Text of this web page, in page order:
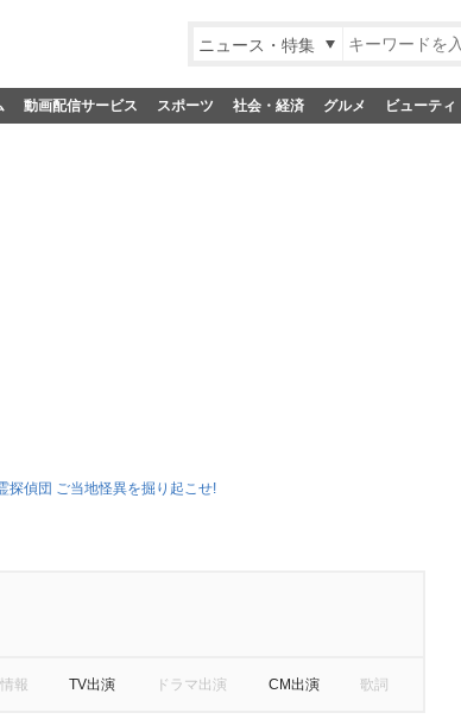
ニュース・特集
動画配信サービス スポーツ 社会・経済 グルメ ビューティ
探偵団 ご当地怪異を掘り起こせ!
報 TV出演 ドラマ出演 CM出演 歌詞